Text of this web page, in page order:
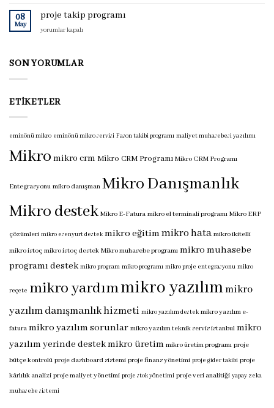
programı
için
08
May
proje takip programı
proje
için
yorumlar kapalı
SON YORUMLAR
ETIKETLER
eminönü mikro eminönü mikro servisi Fason takibi programı maliyet muhasebesi yazılımı
Mikro mikro crm Mikro CRM Programı Mikro CRM Programı
Entegrasyonu mikro danışman Mikro Danışmanlık
Mikro destek Mikro E-Fatura mikro el terminali programı Mikro ERP
çözümleri mikro esenyurt destek mikro eğitimmikro hata mikro ikitelli
mikro istoç mikro istoç destek Mikro muhasebe programı mikro muhasebe
programı destek mikro program mikro programı mikro proje entegrasyonu mikro
reçete mikro yardımmikro yazılımmikro
yazılım danışmanlık hizmeti mikro yazılım destek mikro yazılım e-
fatura mikro yazılım sorunlar mikro yazılım teknik servis istanbul mikro
yazılım yerinde destekmikro üretim mikro üretim programı proje
bütçe kontrolü proje dashboard sistemi proje finans yönetimi proje gider takibi proje
kârlılık analizi proje maliyet yönetimi proje stok yönetimi proje veri analitiği yapay zeka
muhasebe sistemi